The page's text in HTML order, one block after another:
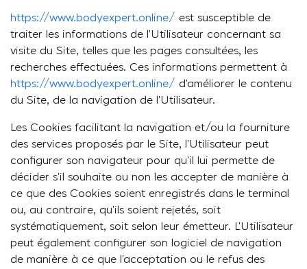
https://www.bodyexpert.online/ est susceptible de
traiter les informations de l’Utilisateur concernant sa
visite du Site, telles que les pages consultées, les
recherches effectuées. Ces informations permettent à
https://www.bodyexpert.online/ d’améliorer le contenu
du Site, de la navigation de l’Utilisateur.
Les Cookies facilitant la navigation et/ou la fourniture
des services proposés par le Site, l’Utilisateur peut
configurer son navigateur pour qu’il lui permette de
décider s’il souhaite ou non les accepter de manière à
ce que des Cookies soient enregistrés dans le terminal
ou, au contraire, qu’ils soient rejetés, soit
systématiquement, soit selon leur émetteur. L’Utilisateur
peut également configurer son logiciel de navigation
de manière à ce que l’acceptation ou le refus des